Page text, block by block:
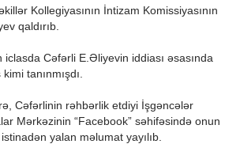
Kollegiyasının İntizam Komissiyasının
qaldırıb.
Cəfərli E.Əliyevin iddiası əsasında
tanınmışdı.
Cəfərlinin rəhbərlik etdiyi İşgəncələr
Mərkəzinin “Facebook” səhifəsində onun
yalan məlumat yayılıb.